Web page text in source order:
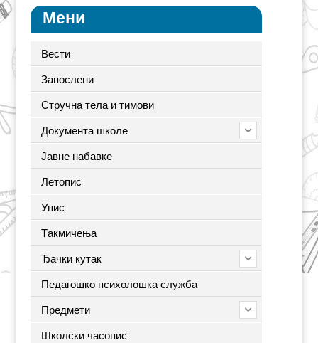
Мени
Вести
Запослени
Стручна тела и тимови
Документа школе
Јавне набавке
Летопис
Упис
Tакмичења
Ђачки кутак
Педагошко психолошка служба
Предмети
Школски часопис